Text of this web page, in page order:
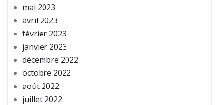
mai 2023
avril 2023
février 2023
janvier 2023
décembre 2022
octobre 2022
août 2022
juillet 2022